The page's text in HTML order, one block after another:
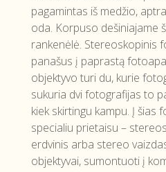
pagamintas iš medžio,
oda. Korpuso dešiniajame
rankenėlė. Stereoskopinis
panašus į paprastą
objektyvo turi du, kurie
sukuria dvi fotografijas to
kiek skirtingu kampu. Į šias
specialiu prietaisu –
erdvinis arba stereo
objektyvai, sumontuoti į